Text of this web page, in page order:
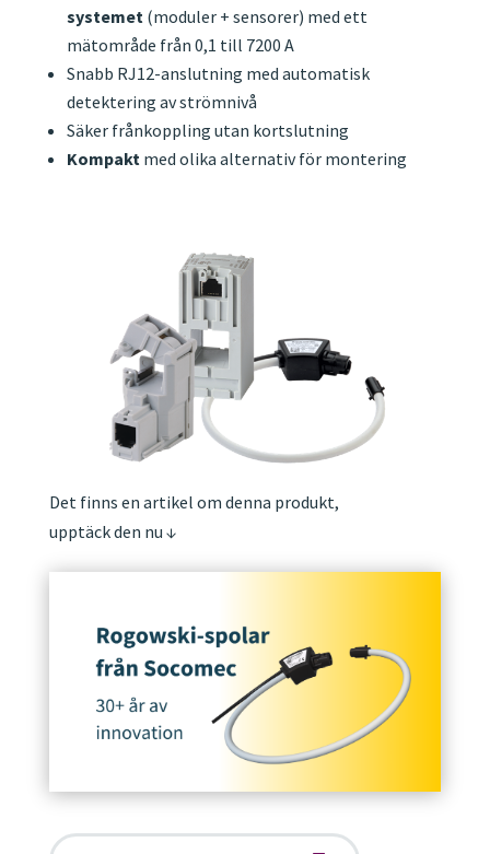
systemet (moduler + sensorer) med ett
mätområde från 0,1 till 7200 A
Snabb RJ12-anslutning med automatisk
detektering av strömnivå
Säker frånkoppling utan kortslutning
Kompakt med olika alternativ för montering
Det finns en artikel om denna produkt,
upptäck den nu ↓